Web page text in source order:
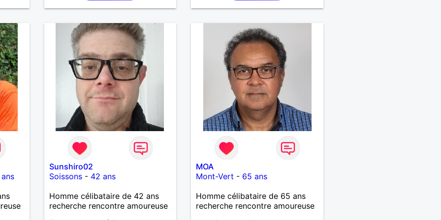
en
»
que
et
ans
Sunshiro02
Soissons- 42 ans
Homme célibataire de 42 ans
recherche rencontre amoureuse
MOA
Mont-Vert - 65 ans
Homme célibataire de 65 ans
recherche rencontre amoureuse